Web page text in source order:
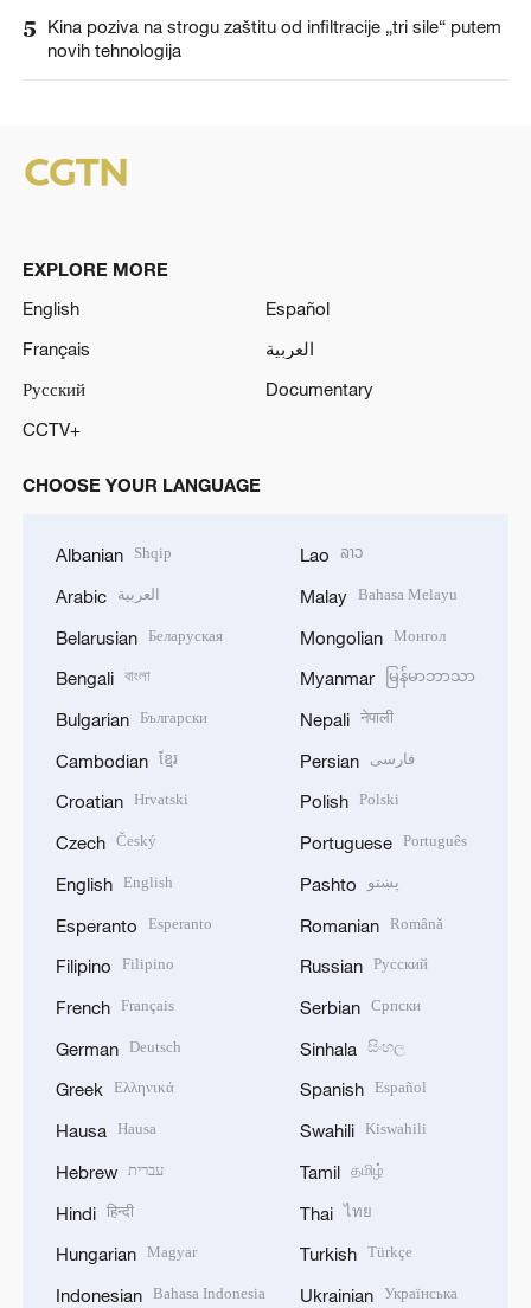
5
Kina poziva na strogu zaštitu od infiltracije „tri sile“ putem
novih tehnologija
EXPLORE MORE
English
Español
Français
العربية
Русский
Documentary
CCTV+
CHOOSE YOUR LANGUAGE
Albanian Shqip
Arabic العربية
Belarusian Беларуская
Bengali বাংলা
Bulgarian Български
Cambodian ខ្មែរ
Croatian Hrvatski
Czech Český
English English
Esperanto Esperanto
Filipino Filipino
French Français
German Deutsch
Greek Ελληνικά
Hausa Hausa
Hebrew עברית
Hindi हिन्दी
Hungarian Magyar
Indonesian Bahasa Indonesia
Lao ລາວ
Malay Bahasa Melayu
Mongolian Монгол
Myanmar မြန်မာဘာသာ
Nepali नेपाली
Persian فارسی
Polish Polski
Portuguese Português
Pashto پښتو
Romanian Română
Russian Русский
Serbian Српски
Sinhala සිංහල
Spanish Español
Swahili Kiswahili
Tamil தமிழ்
Thai ไทย
Turkish Türkçe
Ukrainian Українська